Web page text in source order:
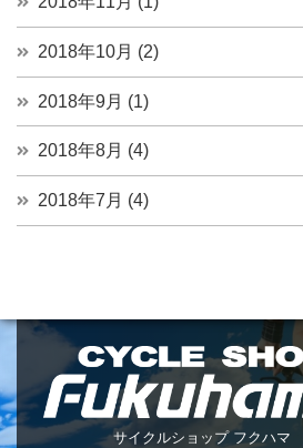
2018年10月 (2)
2018年9月 (1)
2018年8月 (4)
2018年7月 (4)
サイクルショップ フクハマ